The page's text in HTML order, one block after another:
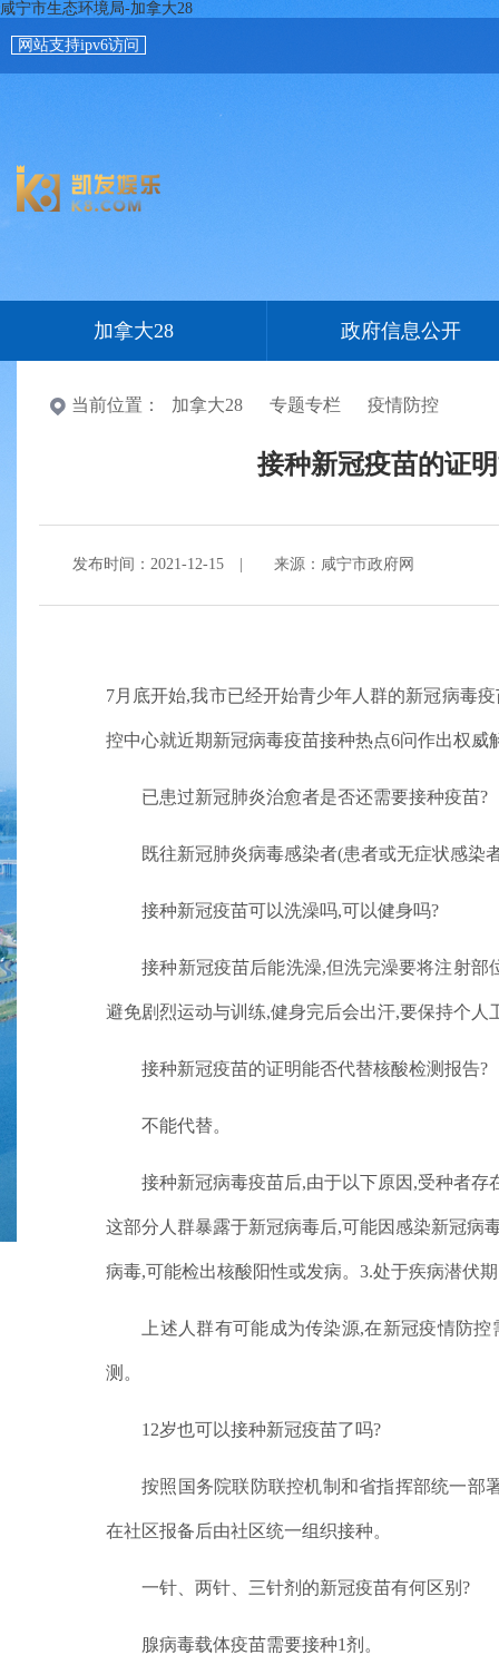
咸宁市生态环境局-加拿大28
网站支持ipv6访问
加拿大28 政府信息公开
当前位置： 加拿大28 专题专栏 疫情防控
接种新冠疫苗的证
发布时间：2021-12-15 来源：咸宁市政府网
7月底开始,我市已经开始青少年人群的新冠病毒
控中心就近期新冠病毒疫苗接种热点6问作出权威
已患过新冠肺炎治愈者是否还需要接种疫苗?
既往新冠肺炎病毒感染者(患者或无症状感染
接种新冠疫苗可以洗澡吗,可以健身吗?
接种新冠疫苗后能洗澡,但洗完澡要将注射部
避免剧烈运动与训练,健身完后会出汗,要保持个人
接种新冠疫苗的证明能否代替核酸检测报告?
不能代替。
接种新冠病毒疫苗后,由于以下原因,受种者存
这部分人群暴露于新冠病毒后,可能因感染新冠病
病毒,可能检出核酸阳性或发病。 3.处于疾病潜伏
上述人群有可能成为传染源,在新冠疫情防控
测。
12岁也可以接种新冠疫苗了吗?
按照国务院联防联控机制和省指挥部统一部
在社区报备后由社区统一组织接种。
一针、 两针、 三针剂的新冠疫苗有何区别?
腺病毒载体疫苗需要接种1剂。